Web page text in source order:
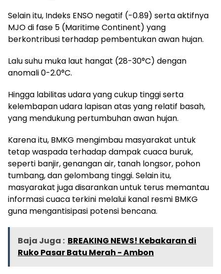
Selain itu, Indeks ENSO negatif (-0.89) serta aktifnya
MJO di fase 5 (Maritime Continent) yang
berkontribusi terhadap pembentukan awan hujan.
Lalu suhu muka laut hangat (28-30°C) dengan
anomali 0-2.0°C.
Hingga labilitas udara yang cukup tinggi serta
kelembapan udara lapisan atas yang relatif basah,
yang mendukung pertumbuhan awan hujan.
Karena itu, BMKG mengimbau masyarakat untuk
tetap waspada terhadap dampak cuaca buruk,
seperti banjir, genangan air, tanah longsor, pohon
tumbang, dan gelombang tinggi. Selain itu,
masyarakat juga disarankan untuk terus memantau
informasi cuaca terkini melalui kanal resmi BMKG
guna mengantisipasi potensi bencana.
Baja Juga : BREAKING NEWS! Kebakaran di
Ruko Pasar Batu Merah - Ambon